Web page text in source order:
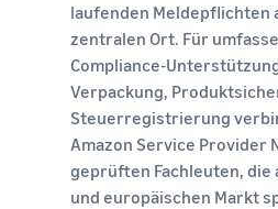
laufenden Meldepflichten
zentralen Ort. Für
Compliance-
Verpackung,
Steuerregistrierung
Amazon Service Provider
geprüften Fachleuten, die
und europäischen Markt